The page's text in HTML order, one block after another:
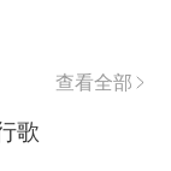
查看全部
歌